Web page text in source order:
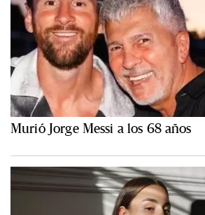
Murió Jorge Messi a los 68 años